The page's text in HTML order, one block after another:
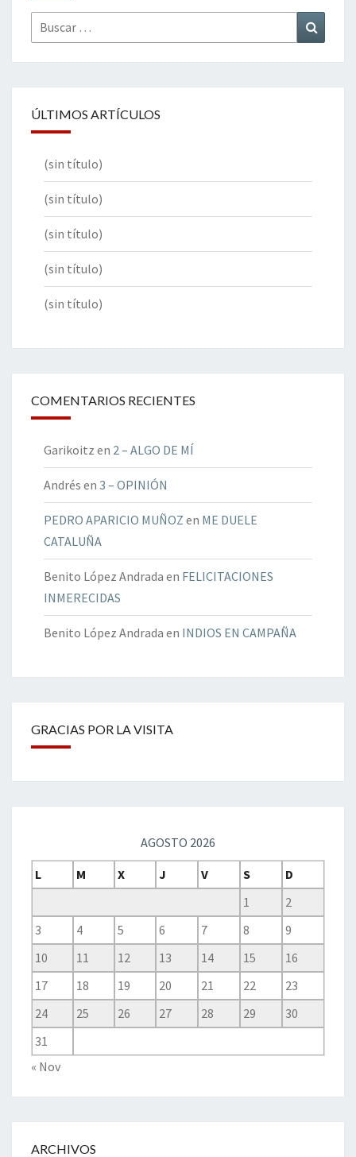
Buscar
por:
ÚLTIMOS ARTÍCULOS
(sin título)
(sin título)
(sin título)
(sin título)
(sin título)
COMENTARIOS RECIENTES
Garikoitz en 2 – ALGO DE MÍ
Andrés en 3 – OPINIÓN
PEDRO APARICIO MUÑOZ en ME DUELE
CATALUÑA
Benito López Andrada en FELICITACIONES
INMERECIDAS
Benito López Andrada en INDIOS EN CAMPAÑA
GRACIAS POR LA VISITA
AGOSTO 2026
L
M X J V S
D
1
2
3
4 5 6 7 8
9
10
11 12 13 14 15
16
17
18 19 20 21 22
23
24
25 26 27 28 29
30
31
« Nov
ARCHIVOS